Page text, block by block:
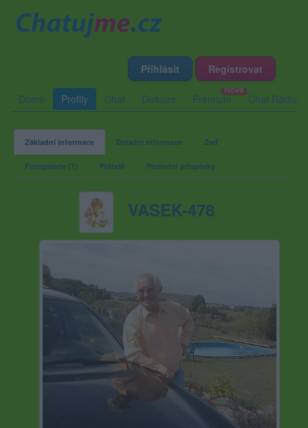
Přihlásit Registrovat
Domů Profily Chat Diskuze Premium Chat Rádio
Základní informace Detailní informace Zeď
Fotogalerie (1) Přátelé Poslední příspěvky
VASEK-478